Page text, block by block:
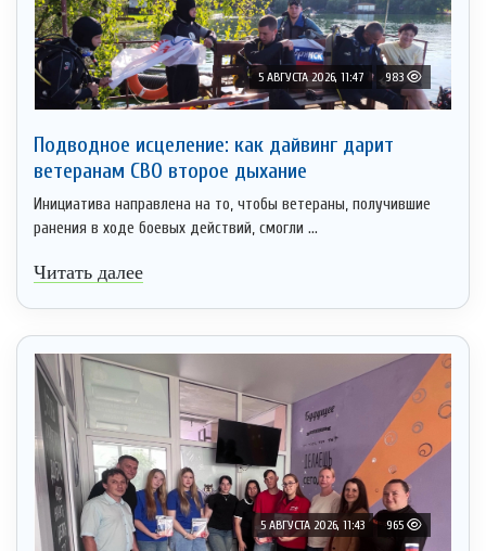
5 АВГУСТА 2026, 11:47 983
Подводное исцеление: как дайвинг дарит
ветеранам СВО второе дыхание
Инициатива направлена на то, чтобы ветераны, получившие
ранения в ходе боевых действий, смогли ...
Читать далее
5 АВГУСТА 2026, 11:43 965